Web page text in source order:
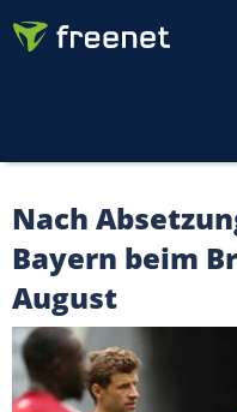
Nach
Bayern beim
August